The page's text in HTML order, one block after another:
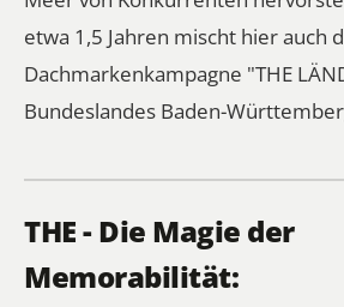
etwa 1,5 Jahren mischt hier auch
Dachmarkenkampagne "THE
Bundeslandes Baden-
THE - Die Magie der
Memorabilität: